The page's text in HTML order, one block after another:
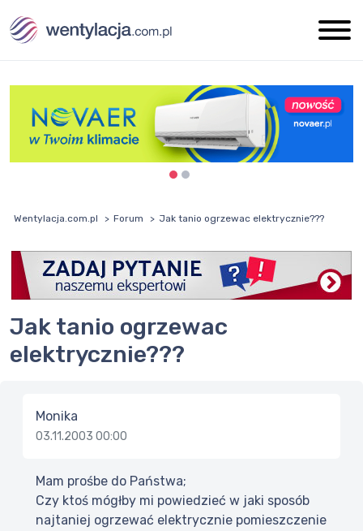
Wentylacja.com.pl Forum Jak tanio ogrzewac elektrycznie???
Jak tanio ogrzewac
elektrycznie???
Monika
03.11.2003 00:00
Mam prośbe do Państwa;
Czy ktoś mógłby mi powiedzieć w jaki sposób
najtaniej ogrzewać elektrycznie pomieszczenie